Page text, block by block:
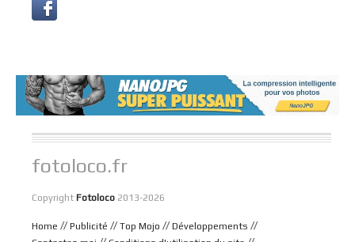
fotoloco.fr
Copyright Fotoloco 2013-2026
Home // Publicité // Top Mojo // Développements //